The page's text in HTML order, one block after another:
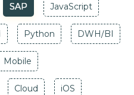
SAP JavaScript
Python DWH/BI
Mobile
Cloud iOS